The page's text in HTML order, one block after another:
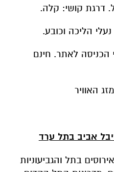
דרגת קושי: קלה.
הליכה וכובע.
הכניסה לאתר. חינם
האוויר
אביב בתל ערד
בתל והגביעוניות